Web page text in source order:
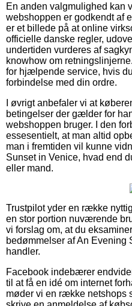
En anden valgmulighed kan
webshoppen er godkendt af
er et billede på at online
officielle danske regler,
undertiden vurderes af
knowhow om
for hjælpende service, hvis
forbindelse med din ordre.
I øvrigt anbefaler vi at
betingelser der gælder for
webshoppen bruger. I den
essesentielt, at man altid
man i fremtiden vil kunne
Sunset in Venice, hvad end
eller mand.
Trustpilot yder en række
en stor portion nuværende
vi forslag om, at du
bedømmelser af An Evening
handler.
Facebook indebærer
til at få en idé om internet
møder vi en række netshops